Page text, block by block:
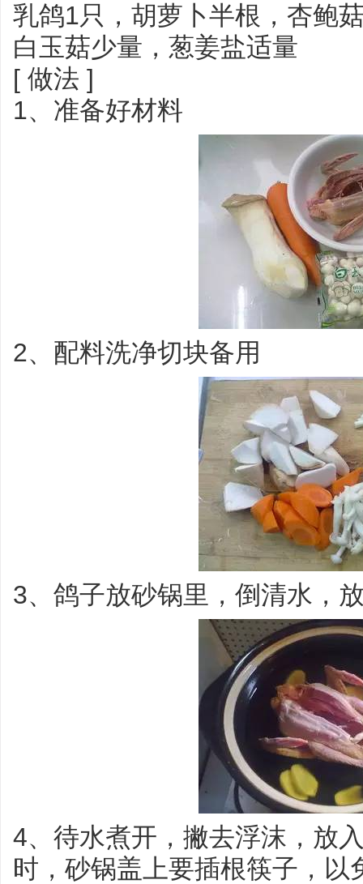
乳鸽1只，胡萝卜半根，杏鲍
白玉菇少量，葱姜盐适量
[ 做法 ]
1、准备好材料
2、配料洗净切块备用
3、鸽子放砂锅里，倒清水，
4、待水煮开，撇去浮沫，放
时，砂锅盖上要插根筷子，以